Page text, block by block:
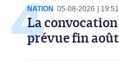
NATION 05-08-2026 19:51
La
prévue fin août